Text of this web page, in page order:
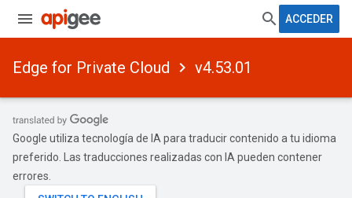
ACCEDER
Edge for Private Cloud v4.53.01
Google utiliza tecnología de IA para traducir contenido a tu idioma
preferido. Las traducciones realizadas con IA pueden contener
errores.